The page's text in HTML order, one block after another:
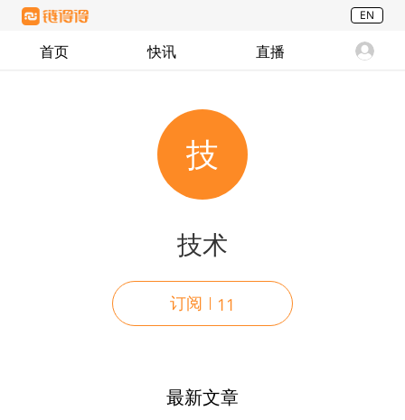
EN
首页 快讯 直播
技
技术
订阅 11
最新文章